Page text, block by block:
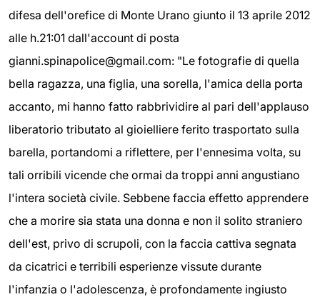
difesa dell'orefice di Monte Urano giunto il 13 aprile 2012
alle h.21:01 dall'account di posta
gianni.spinapolice@gmail.com: "Le fotografie di quella
bella ragazza, una figlia, una sorella, l'amica della porta
accanto, mi hanno fatto rabbrividire al pari dell'applauso
liberatorio tributato al gioielliere ferito trasportato sulla
barella, portandomi a riflettere, per l'ennesima volta, su
tali orribili vicende che ormai da troppi anni angustiano
l'intera società civile. Sebbene faccia effetto apprendere
che a morire sia stata una donna e non il solito straniero
dell'est, privo di scrupoli, con la faccia cattiva segnata
da cicatrici e terribili esperienze vissute durante
l'infanzia o l'adolescenza, è profondamente ingiusto